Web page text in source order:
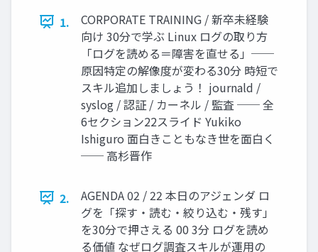
1.
CORPORATE TRAINING / 新卒未経験
向け 30分で学ぶ Linux ログの取り方
「ログを読める＝障害を直せる」──
原因特定の解像度が変わる30分 時短で
スキル追加しましょう！ journald /
syslog / 認証 / カーネル / 監査 ── 全
6セクション22スライド Yukiko
Ishiguro 面白きこともなき世を面白く
── 高杉晋作
2.
AGENDA 02 / 22 本日のアジェンダ ロ
グを「探す・読む・絞り込む・残す」
を30分で押さえる 00 3分 ログを読め
る価値 なぜログ調査スキルが運用の